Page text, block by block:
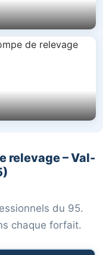
relevage – Val-
du 95.
chaque forfait.